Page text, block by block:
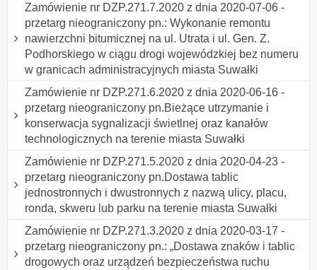
Zamówienie nr DZP.271.7.2020 z dnia 2020-07-06 -
przetarg nieograniczony pn.: Wykonanie remontu
nawierzchni bitumicznej na ul. Utrata i ul. Gen. Z.
Podhorskiego w ciągu drogi wojewódzkiej bez numeru
w granicach administracyjnych miasta Suwałki
Zamówienie nr DZP.271.6.2020 z dnia 2020-06-16 -
przetarg nieograniczony pn.Bieżące utrzymanie i
konserwacja sygnalizacji świetlnej oraz kanałów
technologicznych na terenie miasta Suwałki
Zamówienie nr DZP.271.5.2020 z dnia 2020-04-23 -
przetarg nieograniczony pn.Dostawa tablic
jednostronnych i dwustronnych z nazwą ulicy, placu,
ronda, skweru lub parku na terenie miasta Suwałki
Zamówienie nr DZP.271.3.2020 z dnia 2020-03-17 -
przetarg nieograniczony pn.: „Dostawa znaków i tablic
drogowych oraz urządzeń bezpieczeństwa ruchu